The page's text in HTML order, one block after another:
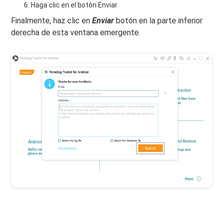
Haga clic en el botón Enviar
Finalmente, haz clic enEnviar botón en la parte inferior
derecha de esta ventana emergente.